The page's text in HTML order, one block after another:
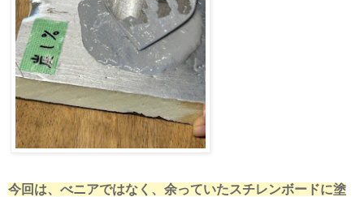
今回は、べニアではなく、余っていたスチレンボードに塗